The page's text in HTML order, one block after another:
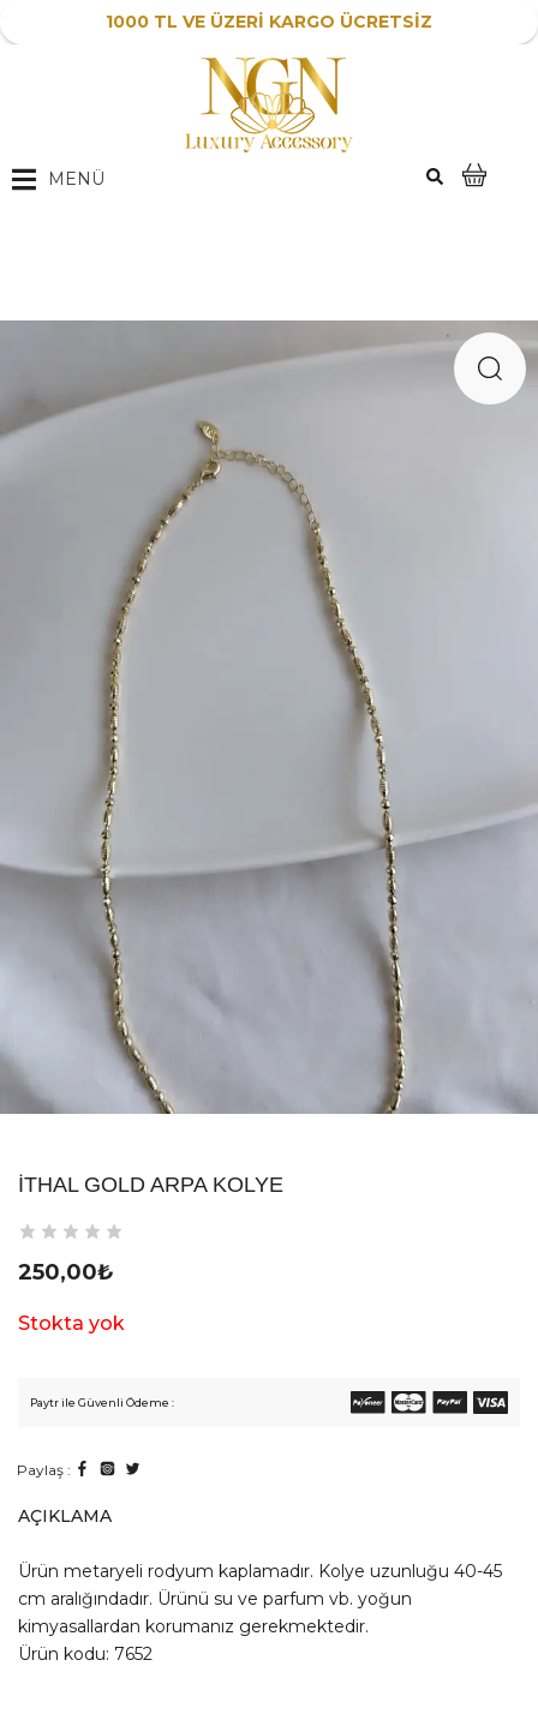
1000 TL VE ÜZERİ KARGO ÜCRETSİZ
MENÜ
İTHAL GOLD ARPA KOLYE
250,00₺
Stokta yok
Paytr ile Güvenli Ödeme :
Paylaş :
AÇIKLAMA
Ürün metaryeli rodyum kaplamadır. Kolye uzunluğu 40-45
cm aralığındadır. Ürünü su ve parfum vb. yoğun
kimyasallardan korumanız gerekmektedir.
Ürün kodu: 7652